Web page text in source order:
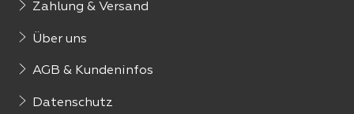
Zahlung & Versand
Über uns
AGB & Kundeninfos
Datenschutz